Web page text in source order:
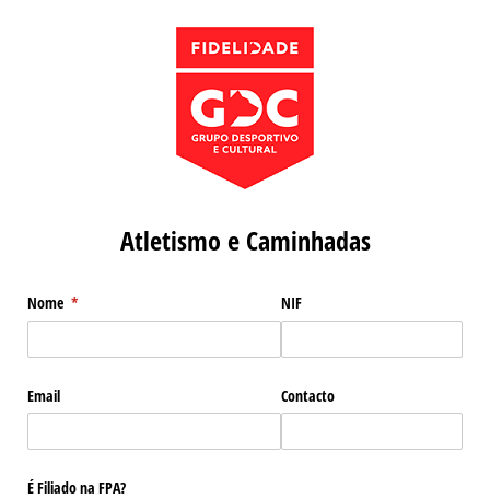
Atletismo e Caminhadas
Nome *
(obrigatório) NIF
Email Contacto
É Filiado na FPA?